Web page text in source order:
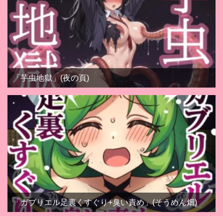
「芋虫地獄」(夜の頁)
「ガブリエル足裏くすぐり+臭い責め」(そうめん畑)